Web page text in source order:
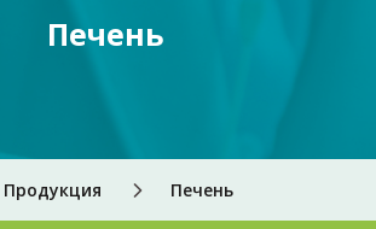
Продукция Печень
Печень